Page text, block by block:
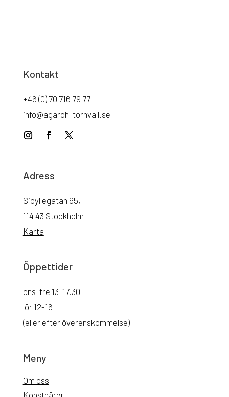
Kontakt
+46 (0) 70 716 79 77
info@agardh-tornvall.se
Adress
Sibyllegatan 65,
114 43 Stockholm
Karta
Öppettider
ons-fre 13-17.30
lör 12-16
(eller efter överenskommelse)
Meny
Om oss
Konstnärer